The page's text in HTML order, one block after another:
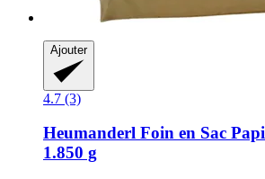
Ajouter
4.7 (3)
Heumanderl Foin en Sac
1.850 g